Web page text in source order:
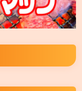
います。